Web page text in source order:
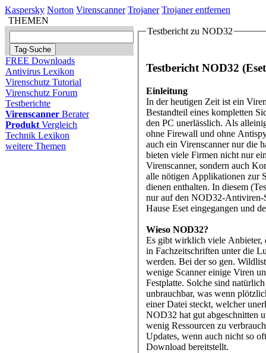
Kaspersky Norton Virenscanner Trojaner Trojaner entfernen
THEMEN
FREE Downloads
Antivirus Lexikon
Virenschutz Tutorial
Virenschutz Forum
Testberichte
Virenscanner Berater
Produkt Vergleich
Technik Lexikon
weitere Themen
Testbericht zu NOD32
Testbericht NOD32
Einleitung
In der heutigen Zeit ist ein
Bestandteil eines kompletten
den PC unerlässlich. Als
ohne Firewall und ohne
auch ein Virenscanner nur die
bieten viele Firmen nicht nur
Virenscanner, sondern auch
alle nötigen Applikationen zur
dienen enthalten. In diesem
nur auf den NOD32-Antiviren-
Hause Eset eingegangen und
Wieso NOD32?
Es gibt wirklich viele Anbieter,
in Fachzeitschriften unter die
werden. Bei der so gen.
wenige Scanner einige Viren
Festplatte. Solche sind
unbrauchbar, was wenn
einer Datei steckt, welcher
NOD32 hat gut abgeschnitten
wenig Ressourcen zu
Updates, wenn auch nicht so
Download bereitstellt.